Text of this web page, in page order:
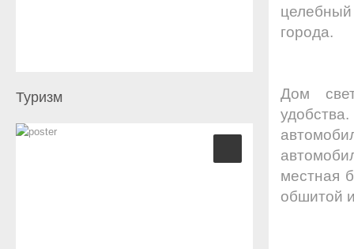
города.
Дом
местная
обшитой
Туризм